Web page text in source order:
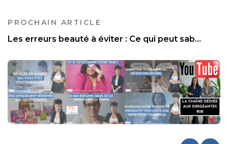
PROCHAIN ARTICLE
Les erreurs beauté à éviter : Ce qui peut sab...